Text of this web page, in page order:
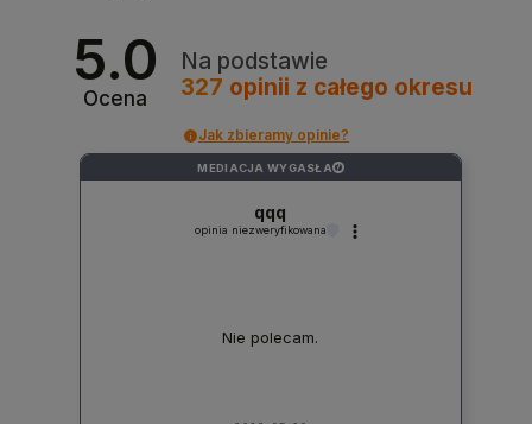
5.0
Ocena
Na podstawie
327 opinii z całego okresu
Jak zbieramy opinie?
MEDIACJA WYGASŁA ?
qqq
opinia niezweryfikowana
Nie polecam.